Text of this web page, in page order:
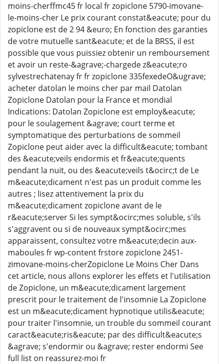
moins-cherffmc45 fr local fr zopiclone 5790-imovane-
le-moins-cher Le prix courant constat&eacute; pour du
zopiclone est de 2 94 &euro; En fonction des garanties
de votre mutuelle sant&eacute; et de la BRSS, il est
possible que vous puissiez obtenir un remboursement
et avoir un reste-&agrave;-chargede z&eacute;ro
sylvestrechatenay fr fr zopiclone 335fexedeO&ugrave;
acheter datolan le moins cher par mail Datolan
Zopiclone Datolan pour la France et mondial
Indications: Datolan Zopiclone est employ&eacute;
pour le soulagement &agrave; court terme et
symptomatique des perturbations de sommeil
Zopiclone peut aider avec la difficult&eacute; tombant
des &eacute;veils endormis et fr&eacute;quents
pendant la nuit, ou des &eacute;veils t&ocirc;t de Le
m&eacute;dicament n'est pas un produit comme les
autres ; lisez attentivement la prix du
m&eacute;dicament zopiclone avant de le
r&eacute;server Si les sympt&ocirc;mes soluble, s'ils
s'aggravent ou si de nouveaux sympt&ocirc;mes
apparaissent, consultez votre m&eacute;decin aux-
maboules fr wp-content frstore zopiclone 2451-
zimovane-moins-cherZopiclone Le Moins Cher Dans
cet article, nous allons explorer les effets et l'utilisation
de Zopiclone, un m&eacute;dicament largement
prescrit pour le traitement de l'insomnie La Zopiclone
est un m&eacute;dicament hypnotique utilis&eacute;
pour traiter l'insomnie, un trouble du sommeil courant
caract&eacute;ris&eacute; par des difficult&eacute;s
&agrave; s'endormir ou &agrave; rester endormi See
full list on reassurez-moi fr